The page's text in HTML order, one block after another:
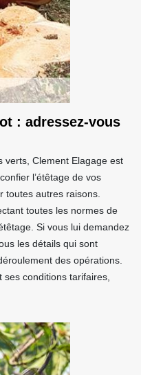
: adressez-vous
verts, Clement Elagage est
l’étêtage de vos
toutes autres raisons.
toutes les normes de
Si vous lui demandez
les détails qui sont
des opérations.
conditions tarifaires,